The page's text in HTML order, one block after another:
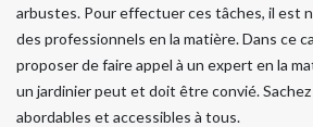
arbustes. Pour effectuer ces tâches, il est
des professionnels en la matière. Dans ce
proposer de faire appel à un expert en la
un jardinier peut et doit être convié.
abordables et accessibles à tous.